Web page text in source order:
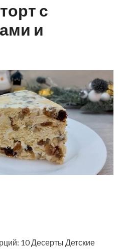
с
и
10 Десерты Детские